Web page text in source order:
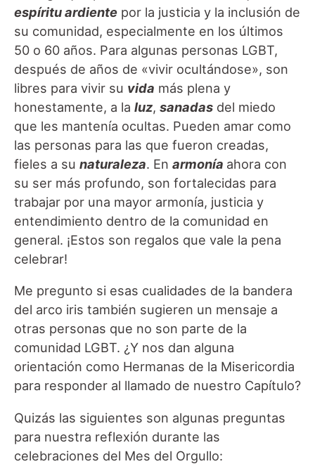
espíritu ardiente por la justicia y la inclusión de
su comunidad, especialmente en los últimos
50 o 60 años. Para algunas personas LGBT,
después de años de «vivir ocultándose», son
libres para vivir su vida más plena y
honestamente, a la luz, sanadas del miedo
que les mantenía ocultas. Pueden amar como
las personas para las que fueron creadas,
fieles a su naturaleza. En armonía ahora con
su ser más profundo, son fortalecidas para
trabajar por una mayor armonía, justicia y
entendimiento dentro de la comunidad en
general. ¡Estos son regalos que vale la pena
celebrar!
Me pregunto si esas cualidades de la bandera
del arco iris también sugieren un mensaje a
otras personas que no son parte de la
comunidad LGBT. ¿Y nos dan alguna
orientación como Hermanas de la Misericordia
para responder al llamado de nuestro Capítulo?
Quizás las siguientes son algunas preguntas
para nuestra reflexión durante las
celebraciones del Mes del Orgullo: